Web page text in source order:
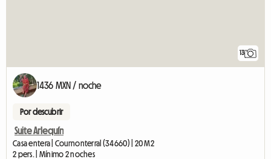
13
1436 MXN / noche
Por descubrir
Suite Arlequín
Casa entera | Cournonterral (34660) | 20 M2
2 pers. | Mínimo 2 noches